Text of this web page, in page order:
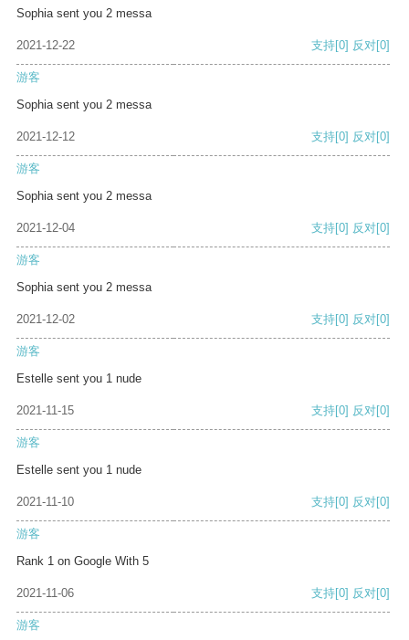
Sophia sent you 2 messa
2021-12-22 支持[0] 反对[0]
游客
Sophia sent you 2 messa
2021-12-12 支持[0] 反对[0]
游客
Sophia sent you 2 messa
2021-12-04 支持[0] 反对[0]
游客
Sophia sent you 2 messa
2021-12-02 支持[0] 反对[0]
游客
Estelle sent you 1 nude
2021-11-15 支持[0] 反对[0]
游客
Estelle sent you 1 nude
2021-11-10 支持[0] 反对[0]
游客
Rank 1 on Google With 5
2021-11-06 支持[0] 反对[0]
游客